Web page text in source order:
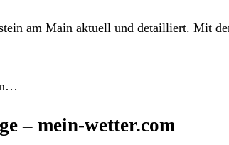
am Main aktuell und detailliert. Mit
– mein-wetter.com